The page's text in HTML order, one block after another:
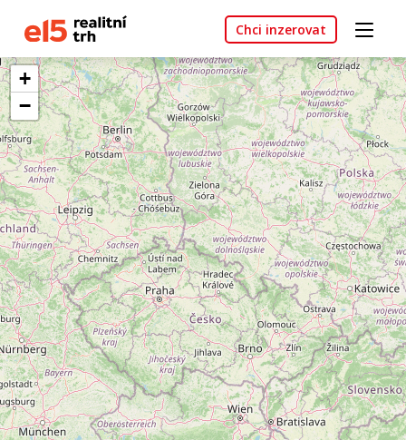
Chci inzerovat
+
−